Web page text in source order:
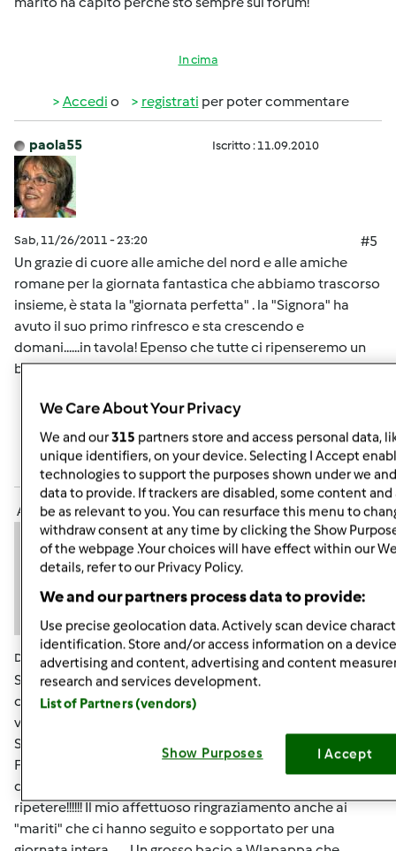
In cima
Accedi o registrati per poter commentare
paola55 Iscritto : 11.09.2010
Sab, 11/26/2011 - 23:20
#5
Un grazie di cuore alle amiche del nord e alle amiche
romane per la giornata fantastica che abbiamo trascorso
insieme, è stata la "giornata perfetta" . la "Signora" ha
avuto il suo primo rinfresco e sta crescendo e
domani......in tavola! Epenso che tutte ci ripenseremo un
bel pò
Accedio registratiper poter commentare
Anonimo (non verificato)
Dom, 11/27/2011 - 08:58
#6
Sono onorata e felice di aver contribuito alla
contaminazione della capitale ad opera della
vecchietta!!!!! Wlapappa e Chya hanno rifornito Paola55 e
SandraScotty, io ho la responsabilità della centenaria di
FAN e di Cherie!!!!! e' stata un giornata splendida,
divertente e piena di simpatia.... naturalmente da
ripetere!!!!!! Il mio affettuoso ringraziamento anche ai
"mariti" che ci hanno seguito e sopportato per una
We Care About Your Privacy
We and our315 partners store and access personal data,
unique identifiers, on your device. Selecting I Accept
technologies to support the purposes shown under we
data to provide. If trackers are disabled, some content and
be as relevant to you. You can resurface this menu to
withdraw consent at any time by clicking the Show
of the webpage .Your choices will have effect within our
details, refer to our Privacy Policy.
We and our partners process data to provide:
Use precise geolocation data. Actively scan device
identification. Store and/or access information on a
advertising and content, advertising and content
research and services development.
List of Partners (vendors)
Show Purposes I Accept